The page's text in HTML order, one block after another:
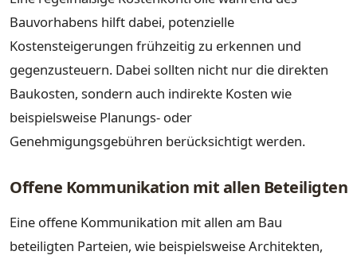
Bauvorhabens hilft dabei, potenzielle
Kostensteigerungen frühzeitig zu erkennen und
gegenzusteuern. Dabei sollten nicht nur die direkten
Baukosten, sondern auch indirekte Kosten wie
beispielsweise Planungs- oder
Genehmigungsgebühren berücksichtigt werden.
Offene Kommunikation mit allen Beteiligten
Eine offene Kommunikation mit allen am Bau
beteiligten Parteien, wie beispielsweise Architekten,